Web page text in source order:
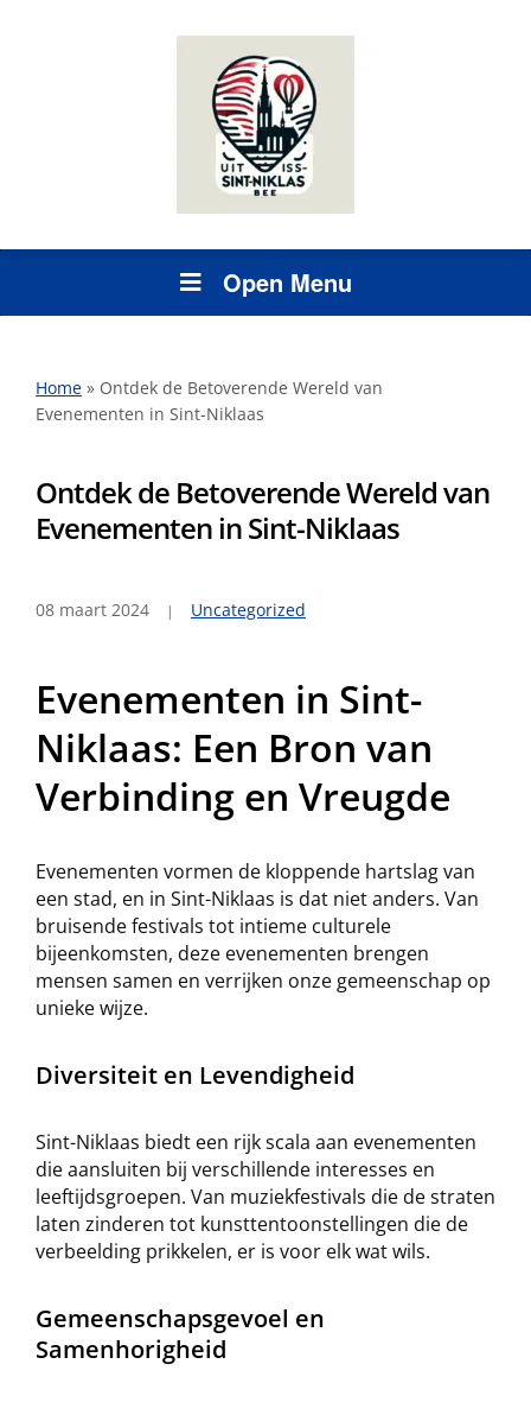
Open Menu
Home » Ontdek de Betoverende Wereld van
Evenementen in Sint-Niklaas
Ontdek de Betoverende Wereld van
Evenementen in Sint-Niklaas
08 maart 2024 Uncategorized
Evenementen in Sint-
Niklaas: Een Bron van
Verbinding en Vreugde
Evenementen vormen de kloppende hartslag van
een stad, en in Sint-Niklaas is dat niet anders. Van
bruisende festivals tot intieme culturele
bijeenkomsten, deze evenementen brengen
mensen samen en verrijken onze gemeenschap op
unieke wijze.
Diversiteit en Levendigheid
Sint-Niklaas biedt een rijk scala aan evenementen
die aansluiten bij verschillende interesses en
leeftijdsgroepen. Van muziekfestivals die de straten
laten zinderen tot kunsttentoonstellingen die de
verbeelding prikkelen, er is voor elk wat wils.
Gemeenschapsgevoel en
Samenhorigheid